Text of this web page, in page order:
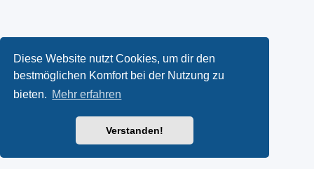
Diese Website nutzt Cookies, um dir den
bestmöglichen Komfort bei der Nutzung zu
bieten. Mehr erfahren
Verstanden!